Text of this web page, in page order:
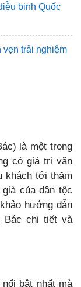
binh Quốc
vẹn trải nghiệm
là một trong
có giá trị văn
khách tới thăm
của dân tộc
hướng dẫn
Bác chi tiết và
bật nhất mà